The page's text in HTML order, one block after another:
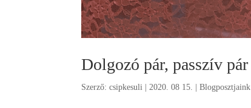
Dolgozó pár, passzív pár
Szerző:csipkesuli | 2020. 08 15. |Blogposztjaink